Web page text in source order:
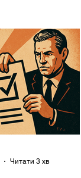
Читати 3 хв